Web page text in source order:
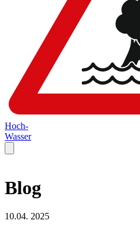
Hoch-
Wasser
Blog
10.04. 2025